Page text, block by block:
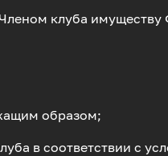
клуба имуществу
образом;
в соответствии с